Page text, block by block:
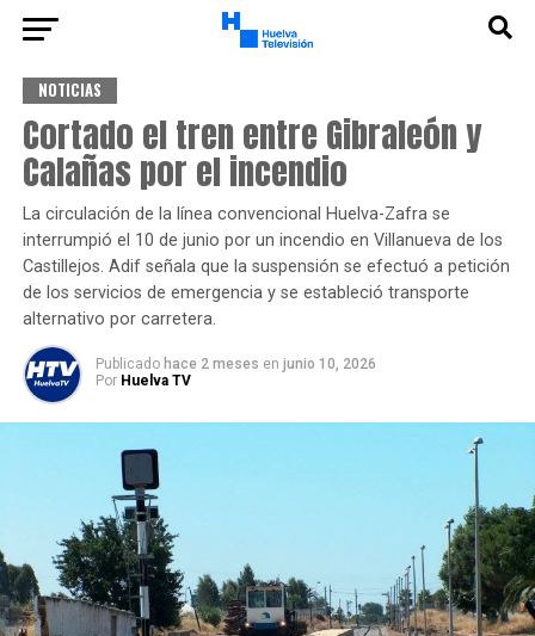
NOTICIAS
Cortado el tren entre Gibraleón y
Calañas por el incendio
La circulación de la línea convencional Huelva-Zafra se
interrumpió el 10 de junio por un incendio en Villanueva de los
Castillejos. Adif señala que la suspensión se efectuó a petición
de los servicios de emergencia y se estableció transporte
alternativo por carretera.
Publicado hace 2 meses en junio 10, 2026
Por Huelva TV